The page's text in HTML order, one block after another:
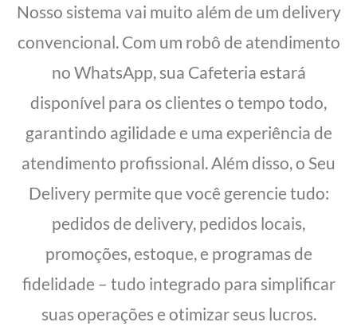
Nosso sistema vai muito além de um delivery
convencional. Com um robô de atendimento
no WhatsApp, sua Cafeteria estará
disponível para os clientes o tempo todo,
garantindo agilidade e uma experiência de
atendimento profissional. Além disso, o Seu
Delivery permite que você gerencie tudo:
pedidos de delivery, pedidos locais,
promoções, estoque, e programas de
fidelidade – tudo integrado para simplificar
suas operações e otimizar seus lucros.